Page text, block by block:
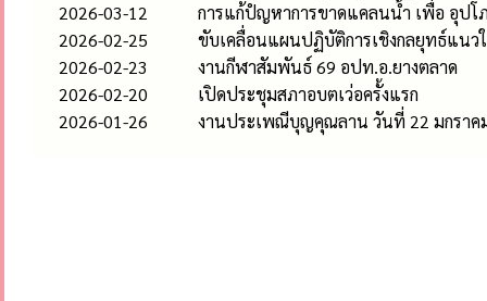
2026-03-12
การแก้ปํญหาการขาดแคลนน้ำ เพื่อ อุปโ
2026-02-25
ขับเคลื่อนแผนปฏิบัติการเชิงกลยุทธ์แนวใ
2026-02-23
งานกีฬาสัมพันธ์ 69 อปท.อ.ยางตลาด
2026-02-20
เปิดประชุมสภาอบตเว่อครั้งแรก
2026-01-26
งานประเพณีบุญคุณลาน วันที่ 22 มกราค